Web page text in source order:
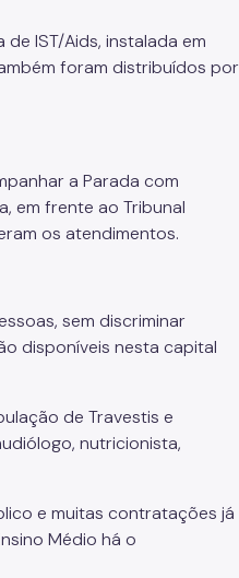
IST/Aids, instalada em
foram distribuídos por
a Parada com
em frente ao Tribunal
os atendimentos.
sem discriminar
disponíveis nesta capital
de Travestis e
nutricionista,
e muitas contratações já
Médio há o